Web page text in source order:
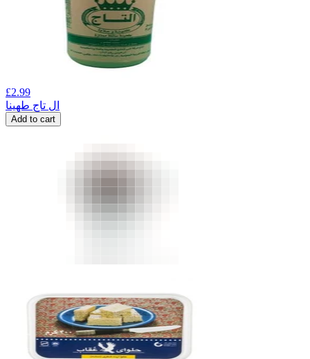
£2.99
ال تاج طهینا
Add to cart